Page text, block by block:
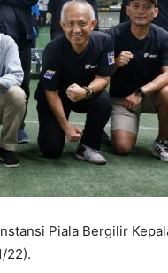
Piala Bergilir
22).